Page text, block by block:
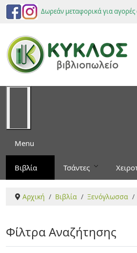
Δωρεάν μεταφορικά για
Menu
Βιβλία Τσάντες
Αρχική Βιβλία Ξενόγλωσσα
Φίλτρα Αναζήτησης